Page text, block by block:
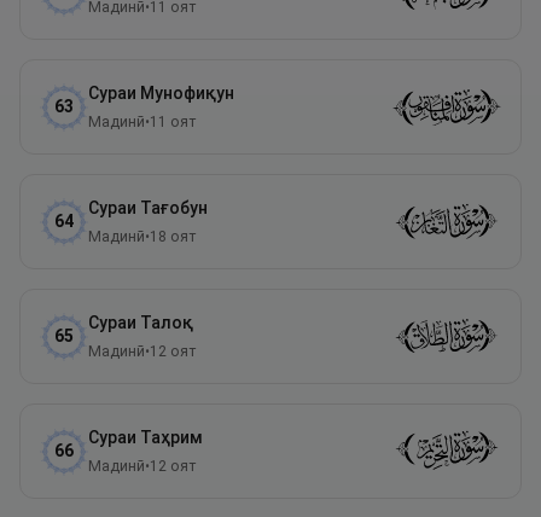
Мадинӣ•11 оят
63
Сураи Мунофиқун
Мадинӣ•11 оят
64
Сураи Тағобун
Мадинӣ•18 оят
65
Сураи Талоқ
Мадинӣ•12 оят
66
Сураи Таҳрим
Мадинӣ•12 оят